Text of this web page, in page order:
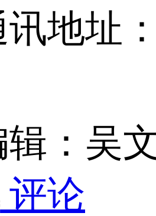
址：
：吴
评论